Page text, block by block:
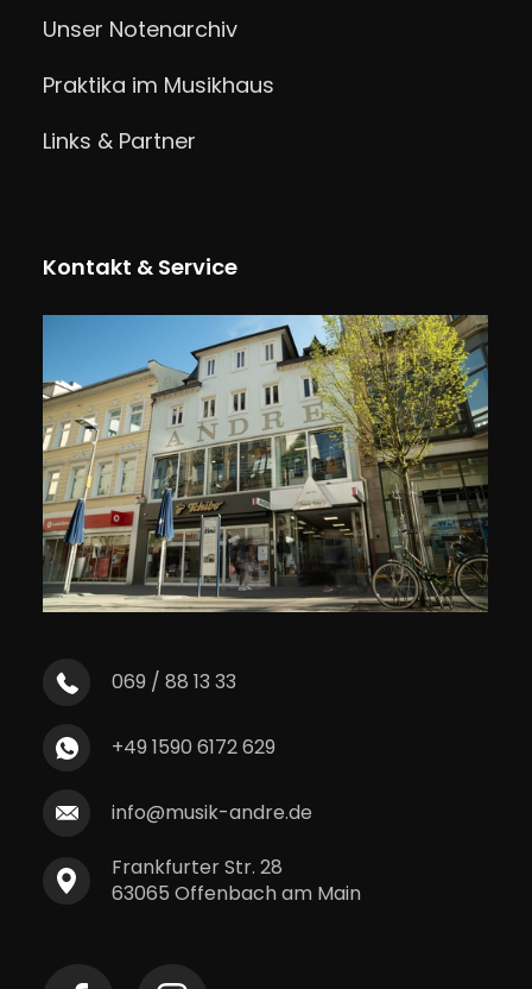
Unser Notenarchiv
Praktika im Musikhaus
Links & Partner
Kontakt & Service
069 / 88 13 33
+49 1590 6172 629
info@musik-andre.de
Frankfurter Str. 28
63065 Offenbach am Main